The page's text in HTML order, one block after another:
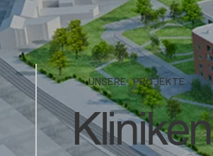
UNSERE PROJEKTE
Kliniken